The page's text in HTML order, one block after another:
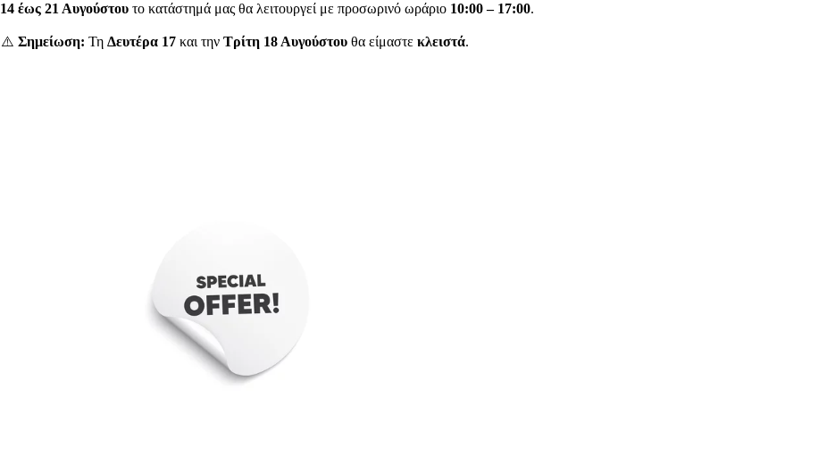
14 έως 21 Αυγούστου το κατάστημά μας θα λειτουργεί με προσωρινό ωράριο 10:00 – 17:00.
⚠️ Σημείωση: Τη Δευτέρα 17 και την Τρίτη 18 Αυγούστου θα είμαστε κλειστά.